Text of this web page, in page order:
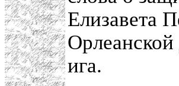
Елизавета
ига.